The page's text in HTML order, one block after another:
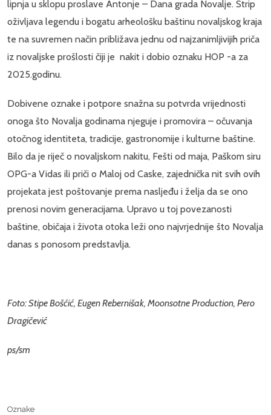
lipnja u sklopu proslave Antonje – Dana grada Novalje. Strip
oživljava legendu i bogatu arheološku baštinu novaljskog kraja
te na suvremen način približava jednu od najzanimljivijih priča
iz novaljske prošlosti čiji je nakit i dobio oznaku HOP -a za
2025.godinu.
Dobivene oznake i potpore snažna su potvrda vrijednosti
onoga što Novalja godinama njeguje i promovira – očuvanja
otočnog identiteta, tradicije, gastronomije i kulturne baštine.
Bilo da je riječ o novaljskom nakitu, Fešti od maja, Paškom siru
OPG-a Vidas ili priči o Maloj od Caske, zajednička nit svih ovih
projekata jest poštovanje prema nasljeđu i želja da se ono
prenosi novim generacijama. Upravo u toj povezanosti
baštine, običaja i života otoka leži ono najvrjednije što Novalja
danas s ponosom predstavlja.
Foto: Stipe Bošćić, Eugen Rebernišak, Moonsotne Production, Pero
Dragičević
ps/sm
Oznake